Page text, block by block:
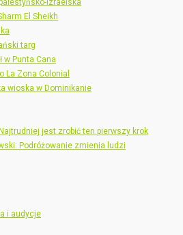
El Sheikh
targ
w Punta Cana
La Zona Colonial
wioska w Dominikanie
jest zrobić ten pierwszy krok
Podróżowanie zmienia ludzi
i audycje